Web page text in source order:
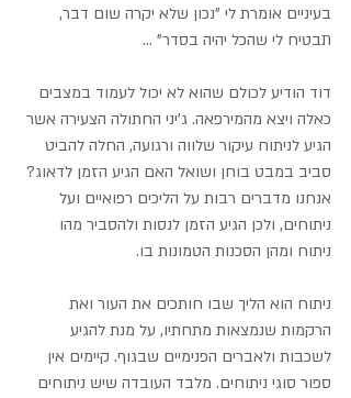
בעיניים אומרת לי "נכון שלא יקרה שום דבר,
תבטיח לי שהכל יהיה בסדר" ...
דוד הודיע לכולם שהוא לא יכול לעמוד במצבים
כאלה ויצא מהמירפאה. ג’יני החתולה הצעירה אשר
הגיע לניתוח עיקור שלווה ורגועה, החלה להביט
סביב במבט בוחן ושואל האם הגיע הזמן לדאוג?
אנחנו מדברים רבות על הליכים רפואיים ועל
ניתוחים, ולכן הגיע הזמן לנסות ולהסביר מהו
ניתוח ומהן הסכנות הטמונות בו.
ניתוח הוא הליך שבו חותכים את העור ואת
הרקמות שנמצאות מתחתיו, על מנת להגיע
לשכבות ולאברים הפנימיים שבגוף. קיימים אין
ספור סוגי ניתוחים. מלבד העובדה שיש ניתוחים